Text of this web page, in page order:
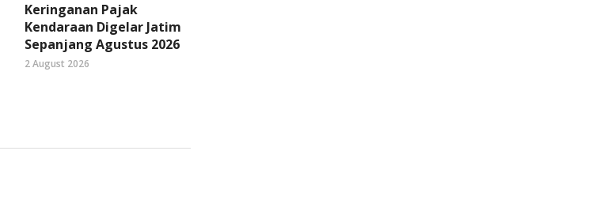
Keringanan Pajak
Kendaraan Digelar Jatim
Sepanjang Agustus 2026
2 August 2026